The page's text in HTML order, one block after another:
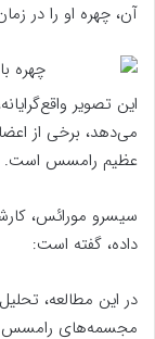
آن، چهره او را در زمان مرگش که
این تصویر
می‌دهد، برخی از
عظیم رامسس است.
سیسرو مورائس،
داده، گفته است:
در این مطالعه،
مجسمه‌های رامسس